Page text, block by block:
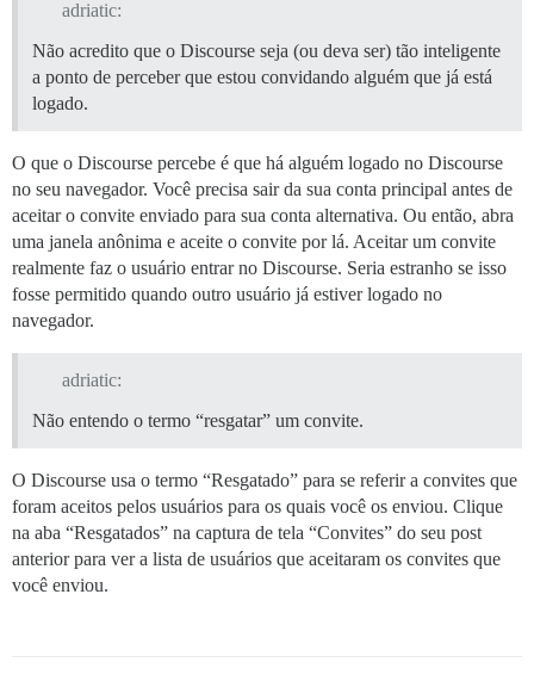
adriatic:
Não acredito que o Discourse seja (ou deva ser) tão inteligente
a ponto de perceber que estou convidando alguém que já está
logado.
O que o Discourse percebe é que há alguém logado no Discourse
no seu navegador. Você precisa sair da sua conta principal antes de
aceitar o convite enviado para sua conta alternativa. Ou então, abra
uma janela anônima e aceite o convite por lá. Aceitar um convite
realmente faz o usuário entrar no Discourse. Seria estranho se isso
fosse permitido quando outro usuário já estiver logado no
navegador.
adriatic:
Não entendo o termo “resgatar” um convite.
O Discourse usa o termo “Resgatado” para se referir a convites que
foram aceitos pelos usuários para os quais você os enviou. Clique
na aba “Resgatados” na captura de tela “Convites” do seu post
anterior para ver a lista de usuários que aceitaram os convites que
você enviou.